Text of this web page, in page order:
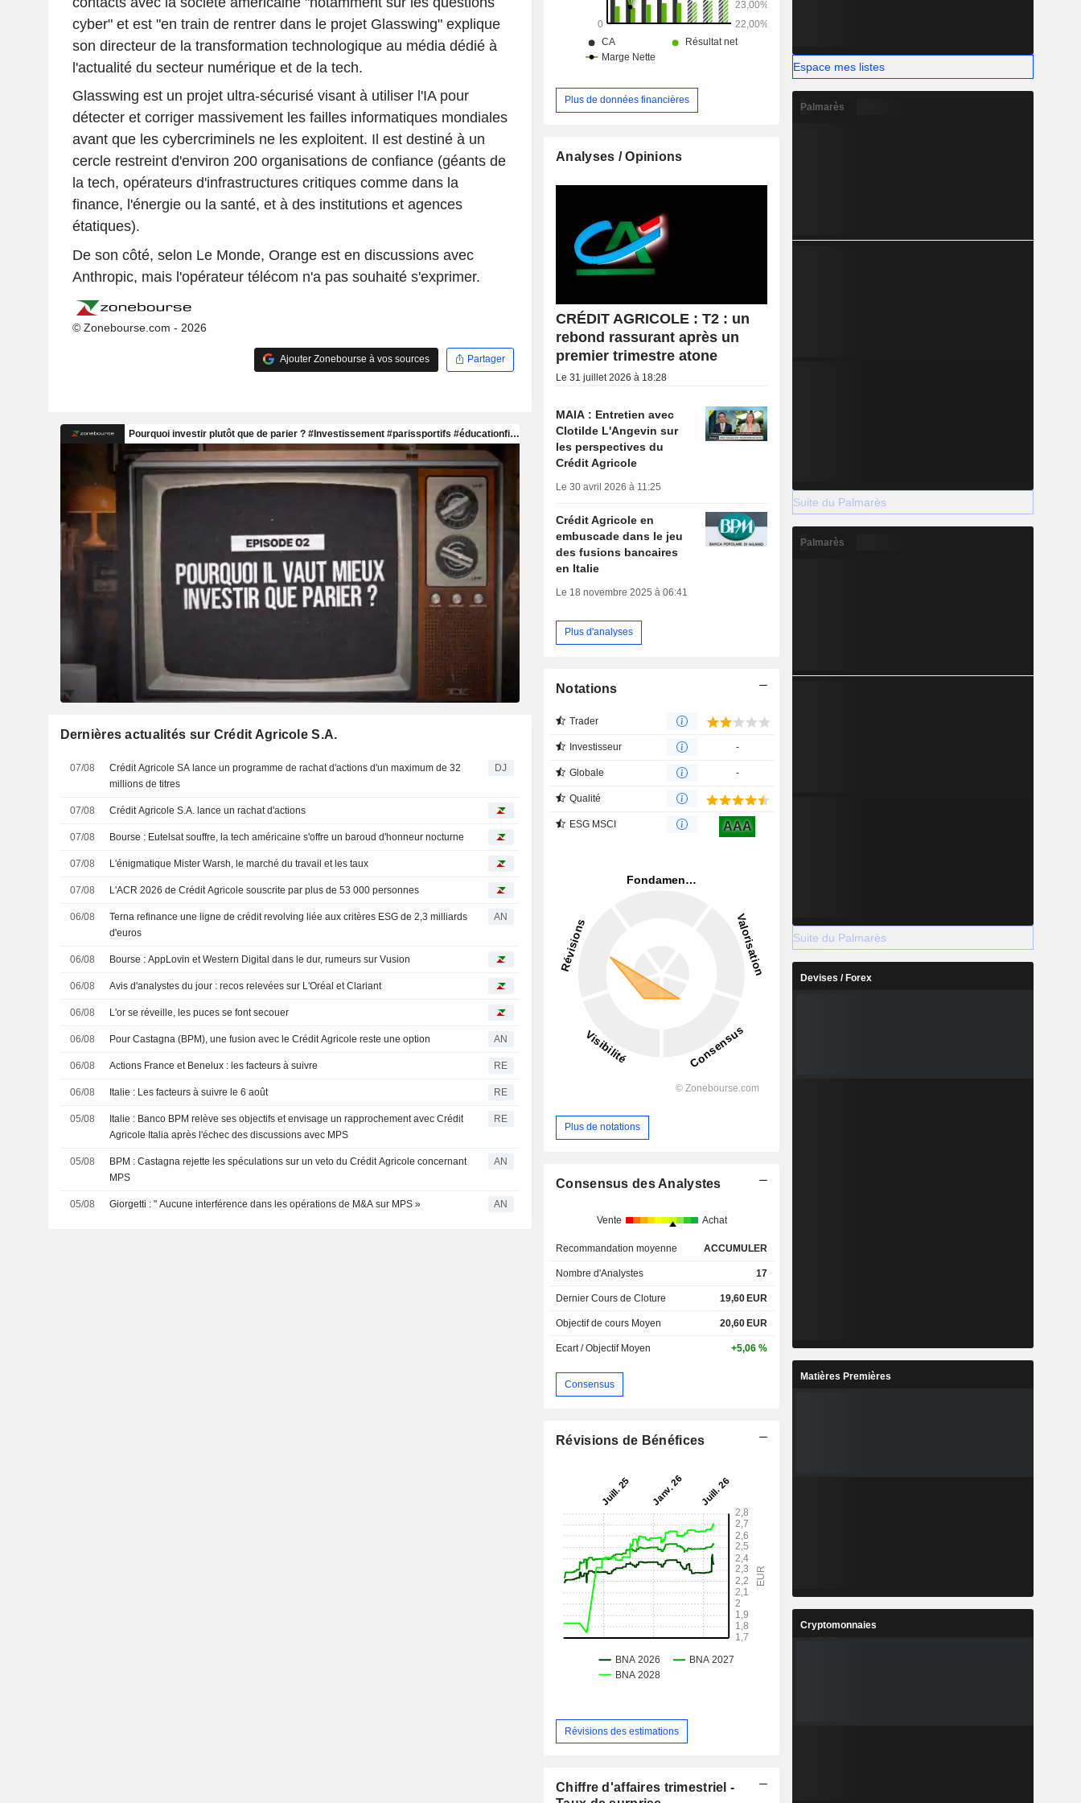
cyber" et est "en train de rentrer dans le projet Glasswing" explique
son directeur de la transformation technologique au média dédié à
l'actualité du secteur numérique et de la tech.
Glasswing est un projet ultra-sécurisé visant à utiliser l'IA pour
détecter et corriger massivement les failles informatiques mondiales
avant que les cybercriminels ne les exploitent. Il est destiné à un
cercle restreint d'environ 200 organisations de confiance (géants de
la tech, opérateurs d'infrastructures critiques comme dans la
finance, l'énergie ou la santé, et à des institutions et agences
étatiques).
De son côté, selon Le Monde, Orange est en discussions avec
Anthropic, mais l'opérateur télécom n'a pas souhaité s'exprimer.
© Zonebourse.com - 2026
Ajouter Zonebourse à vos sources Partager
Dernières actualités sur Crédit Agricole S.A.
07/08
Crédit Agricole SA lance un programme de rachat d'actions d'un maximum de 32
millions de titres
DJ
07/08 Crédit Agricole S.A. lance un rachat d'actions
07/08 Bourse : Eutelsat souffre, la tech américaine s'offre un baroud d'honneur nocturne
07/08 L'énigmatique Mister Warsh, le marché du travail et les taux
07/08 L'ACR 2026 de Crédit Agricole souscrite par plus de 53 000 personnes
06/08
Terna refinance une ligne de crédit revolving liée aux critères ESG de 2,3 milliards
d'euros
AN
06/08 Bourse : AppLovin et Western Digital dans le dur, rumeurs sur Vusion
06/08 Avis d'analystes du jour : recos relevées sur L'Oréal et Clariant
06/08 L'or se réveille, les puces se font secouer
06/08 Pour Castagna (BPM), une fusion avec le Crédit Agricole reste une option AN
06/08 Actions France et Benelux : les facteurs à suivre RE
06/08 Italie : Les facteurs à suivre le 6 août RE
05/08
Italie : Banco BPM relève ses objectifs et envisage un rapprochement avec Crédit
Agricole Italia après l'échec des discussions avec MPS
RE
05/08
BPM : Castagna rejette les spéculations sur un veto du Crédit Agricole concernant
MPS
AN
05/08 Giorgetti : " Aucune interférence dans les opérations de M&A sur MPS » AN
centrale et Amérique du Sud (0,3%).
Plus de données financières
Analyses / Opinions
CRÉDIT AGRICOLE : T2 : un
rebond rassurant après un
premier trimestre atone
Le 31 juillet 2026 à 18:28
MAIA : Entretien avec
Clotilde L'Angevin sur
les perspectives du
Crédit Agricole
Le 30 avril 2026 à 11:25
Crédit Agricole en
embuscade dans le jeu
des fusions bancaires
en Italie
Le 18 novembre 2025 à 06:41
Plus d'analyses
Notations
Trader
Investisseur -
Globale -
Qualité
ESG MSCI AAA
Plus de notations
Consensus des Analystes
Vente Achat
Recommandation moyenne ACCUMULER
Nombre d'Analystes 17
Dernier Cours de Cloture 19,60 EUR
Objectif de cours Moyen 20,60 EUR
Ecart / Objectif Moyen +5,06 %
Consensus
Révisions de Bénéfices
Révisions des estimations
Chiffre d'affaires trimestriel -
Espace mes listes
Palmarès
Suite du Palmarès
Palmarès
Suite du Palmarès
Devises / Forex
Matières Premières
Cryptomonnaies